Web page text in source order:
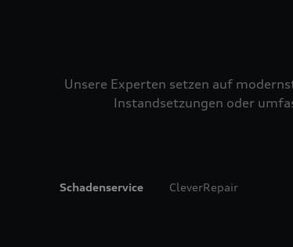
Unsere Experten setzen auf
Instandsetzungen oder
Schadenservice CleverRepair